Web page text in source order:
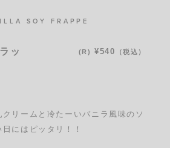
SOY FRAPPE
ッ
(R) ¥540 （税込）
リームと冷たーいバニラ風味のソ
にはピッタリ！！